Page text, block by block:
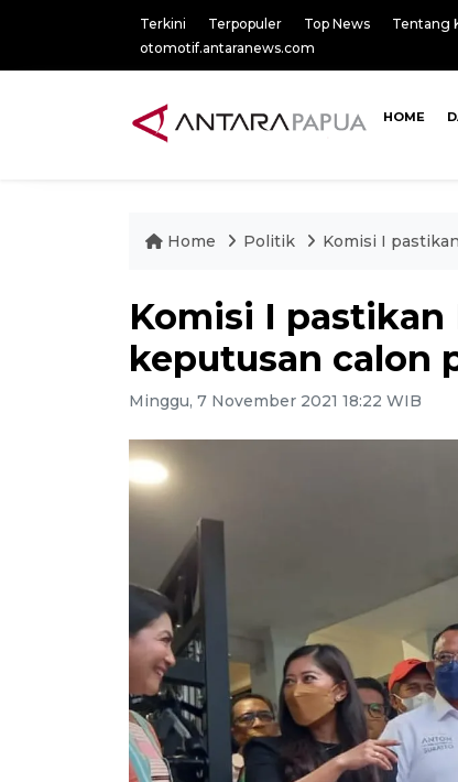
Terkini Terpopuler Top News Tentang
otomotif.antaranews.com
HOME
Home Politik Komisi I
Komisi I pastikan
keputusan calon
Minggu, 7 November 2021 18:22 WIB